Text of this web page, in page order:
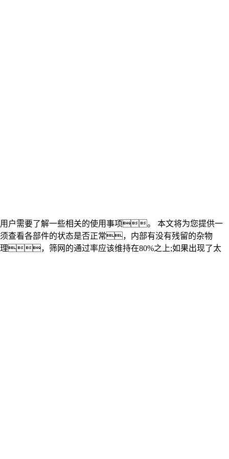
需要了解一些相关的使用事项。 本文将为您提供一
看各部件的状态是否正常，内部有没有残留的杂物
，筛网的通过率应该维持在80%之上;如果出现了太